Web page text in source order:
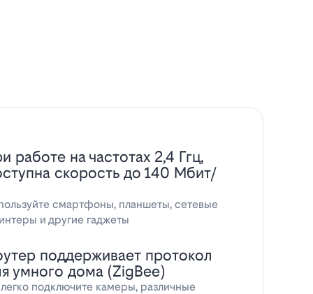
работе на частотах 2,4 Ггц,
скорость до 140 Мбит/
смартфоны, планшеты, сетевые
и другие гаджеты
поддерживает протокол
умного дома (ZigBee)
подключите камеры, различные